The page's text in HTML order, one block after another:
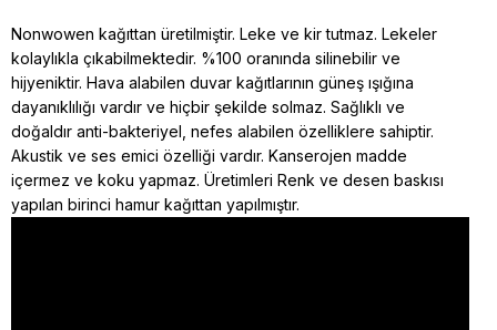
Nonwowen kağıttan üretilmiştir. Leke ve kir tutmaz. Lekeler
kolaylıkla çıkabilmektedir. %100 oranında silinebilir ve
hijyeniktir. Hava alabilen duvar kağıtlarının güneş ışığına
dayanıklılığı vardır ve hiçbir şekilde solmaz. Sağlıklı ve
doğaldır anti-bakteriyel, nefes alabilen özelliklere sahiptir.
Akustik ve ses emici özelliği vardır. Kanserojen madde
içermez ve koku yapmaz. Üretimleri Renk ve desen baskısı
yapılan birinci hamur kağıttan yapılmıştır.